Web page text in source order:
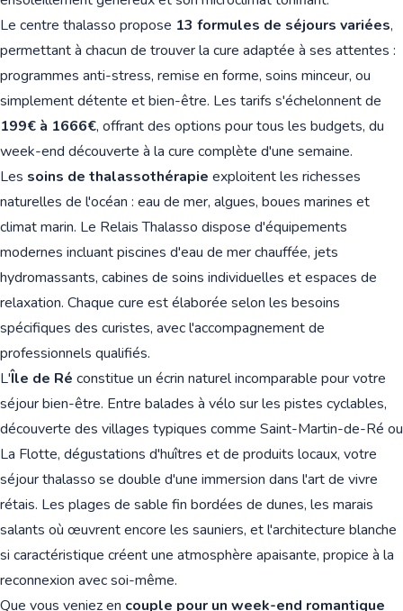
Le centre thalasso propose 13 formules de séjours variées,
permettant à chacun de trouver la cure adaptée à ses attentes :
programmes anti-stress, remise en forme, soins minceur, ou
simplement détente et bien-être. Les tarifs s'échelonnent de
199€ à 1666€, offrant des options pour tous les budgets, du
week-end découverte à la cure complète d'une semaine.
Les soins de thalassothérapie exploitent les richesses
naturelles de l'océan : eau de mer, algues, boues marines et
climat marin. Le Relais Thalasso dispose d'équipements
modernes incluant piscines d'eau de mer chauffée, jets
hydromassants, cabines de soins individuelles et espaces de
relaxation. Chaque cure est élaborée selon les besoins
spécifiques des curistes, avec l'accompagnement de
professionnels qualifiés.
L'Île de Ré constitue un écrin naturel incomparable pour votre
séjour bien-être. Entre balades à vélo sur les pistes cyclables,
découverte des villages typiques comme Saint-Martin-de-Ré ou
La Flotte, dégustations d'huîtres et de produits locaux, votre
séjour thalasso se double d'une immersion dans l'art de vivre
rétais. Les plages de sable fin bordées de dunes, les marais
salants où œuvrent encore les sauniers, et l'architecture blanche
si caractéristique créent une atmosphère apaisante, propice à la
reconnexion avec soi-même.
Que vous veniez en couple pour un week-end romantique